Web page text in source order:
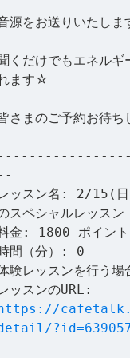
源をお送りいたし
くだけでもエネルギ
ます☆
さまのご予約お待
ッスン名: 2/15(日
スペシャルレッスン
金: 1800 ポイント
間（分）: 0
験レッスンを行う場
ッスンのURL: